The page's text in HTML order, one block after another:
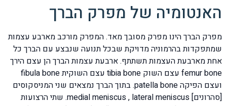
האנטומיה של מפרק הברך
מפרק הברך הינו מפרק מסובך מאד. המפרק מורכב מארבע עצמות
שמתפקדות בהרמוניה מדויקת שבכל תנועה שנבצע עם הברך כל
אחת מארבעת העצמות תשתתף. ארבעת עצמות הברך הן עצם הירך
femur bone עצם השוק tibia bone עצם השוקית fibula bone
ועצם הפיקה patella bone. בתוך הברך נמצאים שני המניסקוסים
[סהרונים] medial meniscus , lateral meniscus. שתי הרצועות